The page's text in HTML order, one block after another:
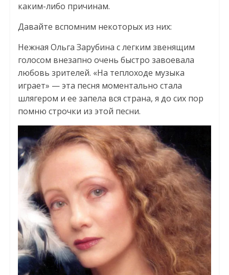
каким-либо причинам.
Давайте вспомним некоторых из них:
Нежная Ольга Зарубина с легким звенящим
голосом внезапно очень быстро завоевала
любовь зрителей. «На теплоходе музыка
играет» — эта песня моментально стала
шлягером и ее запела вся страна, я до сих пор
помню строчки из этой песни.